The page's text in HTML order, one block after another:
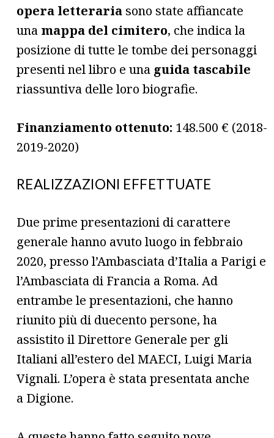
opera letterariasono state affiancate
una mappa del cimitero, che indica la
posizione di tutte le tombe dei personaggi
presenti nel libro e una guida tascabile
riassuntiva delle loro biografie.
Finanziamento ottenuto: 148.500 € (2018-
2019-2020)
REALIZZAZIONI EFFETTUATE
Due prime presentazioni di carattere
generale hanno avuto luogo in febbraio
2020, presso l’Ambasciata d’Italia a Parigi e
l’Ambasciata di Francia a Roma. Ad
entrambe le presentazioni, che hanno
riunito più di duecento persone, ha
assistito il Direttore Generale per gli
Italiani all’estero del MAECI, Luigi Maria
Vignali. L’opera è stata presentata anche
a Digione.